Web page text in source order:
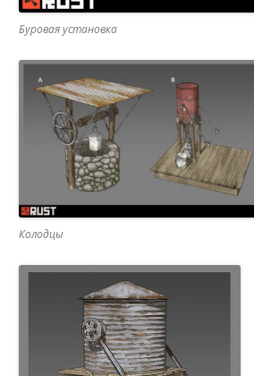
Буровая установка
Колодцы